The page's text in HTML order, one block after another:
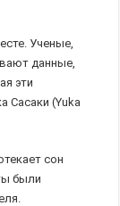
Ученые,
данные,
эти
Сасаки (Yuka
сон
были